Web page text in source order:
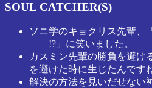
SOUL CATCHER(S)
ソニ学のキョクリス先輩、
――!?」に笑いました。
カスミン先輩の勝負を避け
を避けた時に生じたんです
解決の方法を見いだせない